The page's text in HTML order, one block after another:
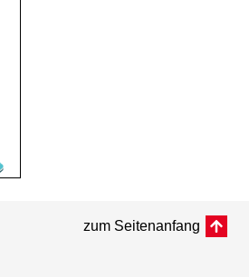
zum Seitenanfang